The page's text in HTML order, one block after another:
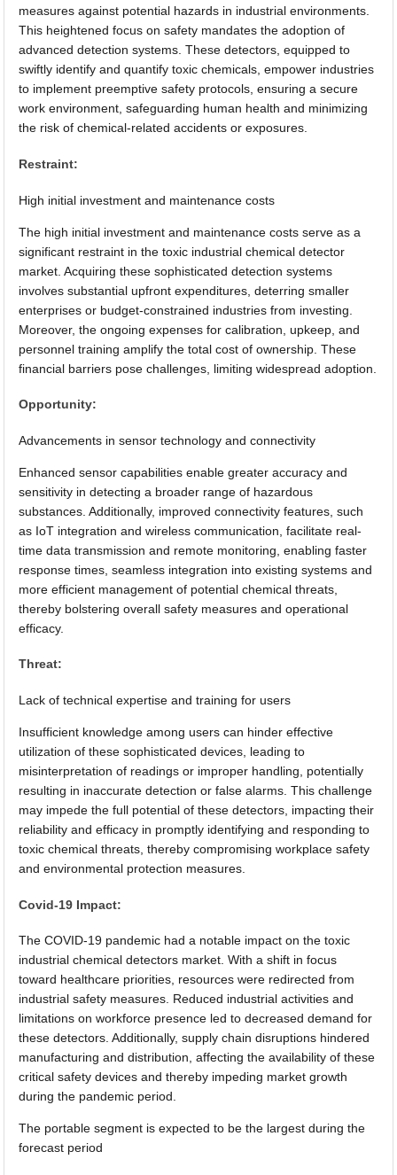
measures against potential hazards in industrial environments.
This heightened focus on safety mandates the adoption of
advanced detection systems. These detectors, equipped to
swiftly identify and quantify toxic chemicals, empower industries
to implement preemptive safety protocols, ensuring a secure
work environment, safeguarding human health and minimizing
the risk of chemical-related accidents or exposures.
Restraint:
High initial investment and maintenance costs
The high initial investment and maintenance costs serve as a
significant restraint in the toxic industrial chemical detector
market. Acquiring these sophisticated detection systems
involves substantial upfront expenditures, deterring smaller
enterprises or budget-constrained industries from investing.
Moreover, the ongoing expenses for calibration, upkeep, and
personnel training amplify the total cost of ownership. These
financial barriers pose challenges, limiting widespread adoption.
Opportunity:
Advancements in sensor technology and connectivity
Enhanced sensor capabilities enable greater accuracy and
sensitivity in detecting a broader range of hazardous
substances. Additionally, improved connectivity features, such
as IoT integration and wireless communication, facilitate real-
time data transmission and remote monitoring, enabling faster
response times, seamless integration into existing systems and
more efficient management of potential chemical threats,
thereby bolstering overall safety measures and operational
efficacy.
Threat:
Lack of technical expertise and training for users
Insufficient knowledge among users can hinder effective
utilization of these sophisticated devices, leading to
misinterpretation of readings or improper handling, potentially
resulting in inaccurate detection or false alarms. This challenge
may impede the full potential of these detectors, impacting their
reliability and efficacy in promptly identifying and responding to
toxic chemical threats, thereby compromising workplace safety
and environmental protection measures.
Covid-19 Impact:
The COVID-19 pandemic had a notable impact on the toxic
industrial chemical detectors market. With a shift in focus
toward healthcare priorities, resources were redirected from
industrial safety measures. Reduced industrial activities and
limitations on workforce presence led to decreased demand for
these detectors. Additionally, supply chain disruptions hindered
manufacturing and distribution, affecting the availability of these
critical safety devices and thereby impeding market growth
during the pandemic period.
The portable segment is expected to be the largest during the
forecast period